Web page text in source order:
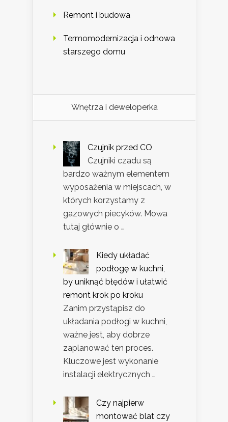
Remont i budowa
Termomodernizacja i odnowa
starszego domu
Wnętrza i deweloperka
Czujnik przed CO
Czujniki czadu są
bardzo ważnym elementem
wyposażenia w miejscach, w
których korzystamy z
gazowych piecyków. Mowa
tutaj głównie o …
Kiedy układać
podłogę w kuchni,
by uniknąć błędów i ułatwić
remont krok po kroku
Zanim przystąpisz do
układania podłogi w kuchni,
ważne jest, aby dobrze
zaplanować ten proces.
Kluczowe jest wykonanie
instalacji elektrycznych …
Czy najpierw
montować blat czy